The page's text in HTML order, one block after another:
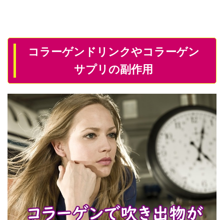
コラーゲンドリンクやコラーゲン
サプリの副作用